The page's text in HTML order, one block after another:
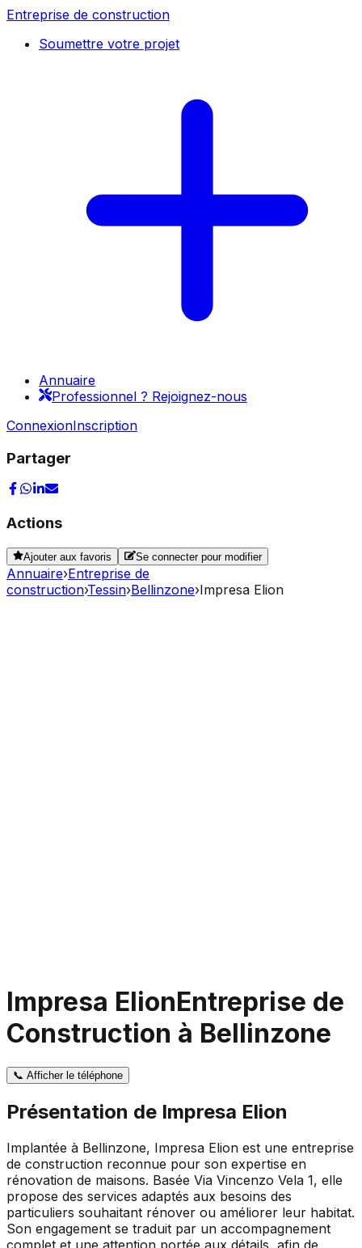
Entreprise de construction
Soumettre votre projet
Annuaire
Professionnel ? Rejoignez-nous
ConnexionInscription
Partager
Actions
Ajouter aux favoris Se connecter pour modifier
Annuaire›Entreprise de
construction›Tessin›Bellinzone›Impresa Elion
Impresa ElionEntreprise de
Construction à Bellinzone
📞 Afficher le téléphone
Présentation de Impresa Elion
Implantée à Bellinzone, Impresa Elion est une entreprise
de construction reconnue pour son expertise en
rénovation de maisons. Basée Via Vincenzo Vela 1, elle
propose des services adaptés aux besoins des
particuliers souhaitant rénover ou améliorer leur habitat.
Son engagement se traduit par un accompagnement
complet et une attention portée aux détails, afin de